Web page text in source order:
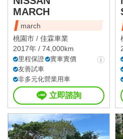
MARCH
march
桃園市 / 佳霖車業
2017年 / 74,000km
里程保證
實車實價
友善試車
非多元化營業用車
立即諮詢